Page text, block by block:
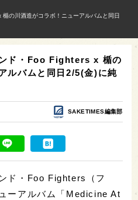
の川酒造がコラボ！ニューアルバムと同日
ド・Foo Fighters x 楯の
ルバムと同日2/5(金)に純
SAKETIMES編集部
ド・Foo Fighters（フ
ーアルバム「Medicine At